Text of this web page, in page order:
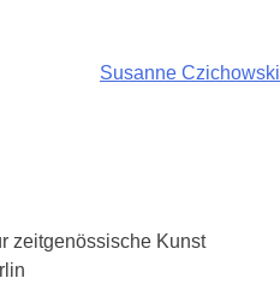
Susanne Czichowski
zeitgenössische Kunst